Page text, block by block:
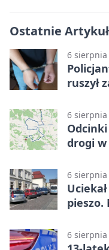
Ostatnie
6 sierpnia
ruszył
6 sierpnia
drogi
6 sierpnia
pieszo.
6 sierpnia